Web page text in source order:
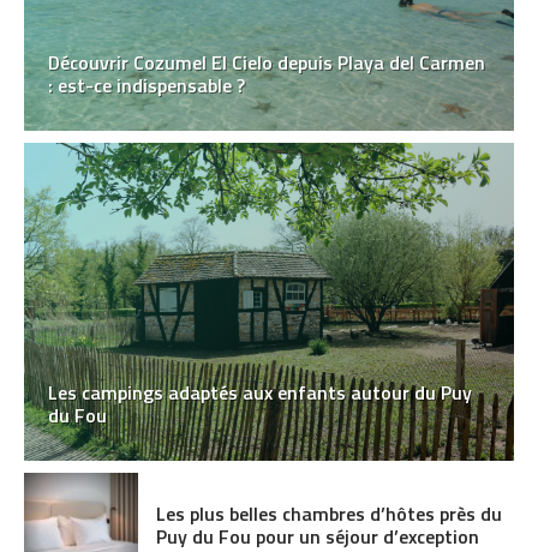
Découvrir Cozumel El Cielo depuis Playa del Carmen
: est-ce indispensable ?
Les campings adaptés aux enfants autour du Puy
du Fou
Les plus belles chambres d’hôtes près du
Puy du Fou pour un séjour d’exception